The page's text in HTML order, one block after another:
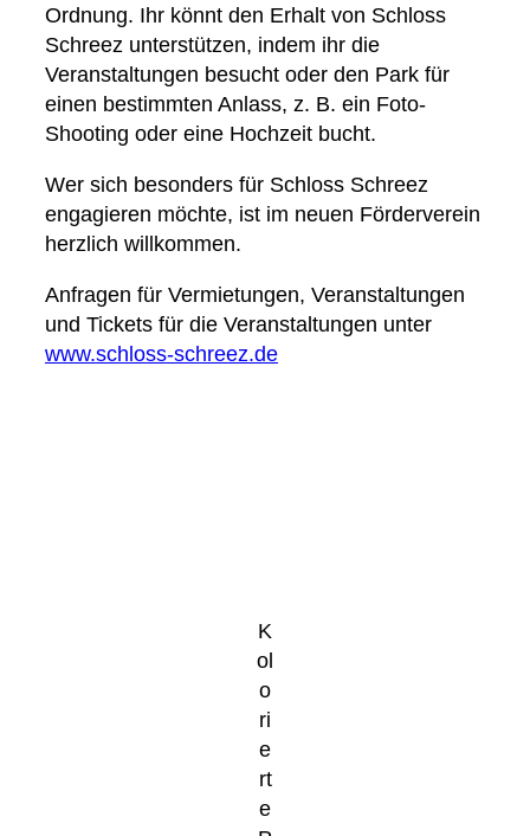
Ordnung. Ihr könnt den Erhalt von Schloss
Schreez unterstützen, indem ihr die
Veranstaltungen besucht oder den Park für
einen bestimmten Anlass, z. B. ein Foto-
Shooting oder eine Hochzeit bucht.
Wer sich besonders für Schloss Schreez
engagieren möchte, ist im neuen Förderverein
herzlich willkommen.
Anfragen für Vermietungen, Veranstaltungen
und Tickets für die Veranstaltungen unter
www.schloss-schreez.de
K
ol
o
ri
e
rt
e